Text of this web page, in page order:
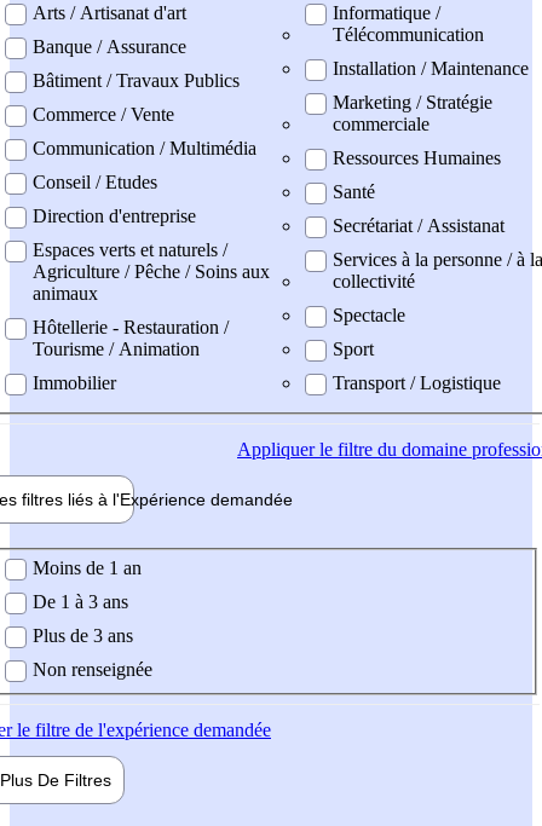
Arts / Artisanat d'art
Banque / Assurance
Bâtiment / Travaux Publics
Commerce / Vente
Communication / Multimédia
Conseil / Etudes
Direction d'entreprise
Espaces verts et naturels /
Agriculture / Pêche / Soins aux
animaux
Hôtellerie - Restauration /
Tourisme / Animation
Immobilier
Informatique /
Télécommunication
Installation / Maintenance
Marketing / Stratégie
commerciale
Ressources Humaines
Santé
Secrétariat / Assistanat
Services à la personne / à la
collectivité
Spectacle
Sport
Transport / Logistique
Appliquerle filtre du domaine
filtres liés à l'Expérience demandée
demandée
Moins de 1 an
De 1 à 3 ans
Plus de 3 ans
Non renseignée
le filtre de l'expérience demandée
Plus De Filtres